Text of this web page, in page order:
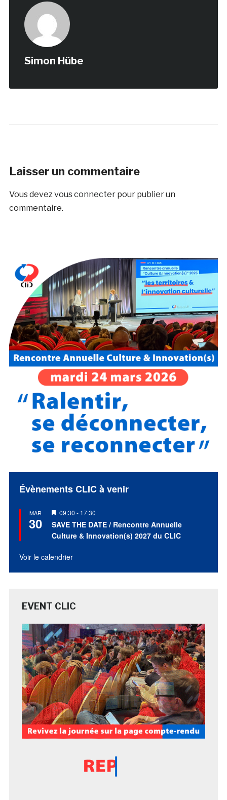
Simon Hübe
Laisser un commentaire
Vous devezvous connecterpour publier un
commentaire.
Évènements CLIC à venir
MAR
30
Mis
en
avant
09:30 - 17:30
SAVE THE DATE / Rencontre Annuelle
Culture & Innovation(s) 2027 du CLIC
Voir le calendrier
EVENT CLIC